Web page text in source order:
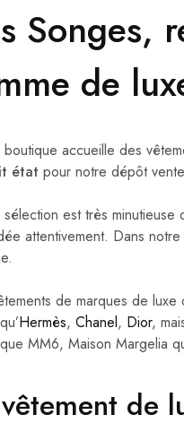
Songes,
de
accueille des
état pour notre dépôt
est très minutieuse
attentivement. Dans
de marques de
Hermès, Chanel, Dior,
MM6, Maison Margelia
de